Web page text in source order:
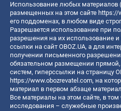
Использование любых материалов
размещенных на этом сайте https://
его поддоменах, в любом виде
Разрешается использование при
разрешения на их использование
ссылки на сайт OBOZ.UA, а для
получении письменного
обязательном размещении
систем, гиперссылки на страницу
https://www.obozrevatel.com, на
материал в первом абзаце
Все материалы на этом сайте, в
исследования – служебные